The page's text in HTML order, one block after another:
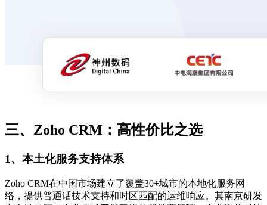
三、Zoho CRM：高性价比之选
1、本土化服务支持体系
Zoho CRM在中国市场建立了覆盖30+城市的本地化服务网
络，提供普通话技术支持和时区匹配的运维响应。其南京研发